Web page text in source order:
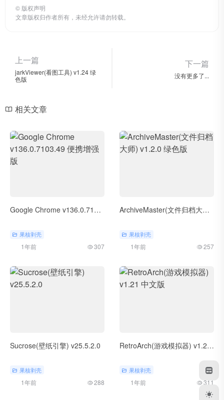
© 版权声明
文章版权归作者所有，未经允许请勿转载。
上一篇
jarkViewer(看图工具) v1.24 绿
色版
下一篇
没有更多了...
相关文章
Google Chrome v136.0.7103.49 便携增强版
果核剥壳
1年前 307
ArchiveMaster(文件归档大师) v1.2.0 绿色版
果核剥壳
1年前 257
Sucrose(壁纸引擎) v25.5.2.0
果核剥壳
1年前 288
RetroArch(游戏模拟器) v1.21 中文版
果核剥壳
1年前 311